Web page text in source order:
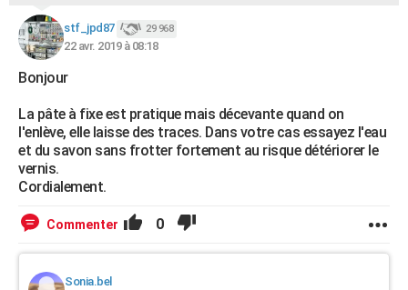
COPAINS D'AVANT
S'inscrire
Se connecter
Lycées
Collèges
Primaires
Universités
Entreprises
Service militaire
Avis de recherche
Bricolage
Lifestyle
Culture
Sport
Auto
Television
Voyage
Cinema
stf_jpd87 29 968
22 avr. 2019 à 08:18
Bonjour
La pâte à fixe est pratique mais décevante quand on
l'enlève, elle laisse des traces. Dans votre cas essayez l'eau
et du savon sans frotter fortement au risque détériorer le
vernis.
Cordialement.
Commenter 0
Sonia.bel